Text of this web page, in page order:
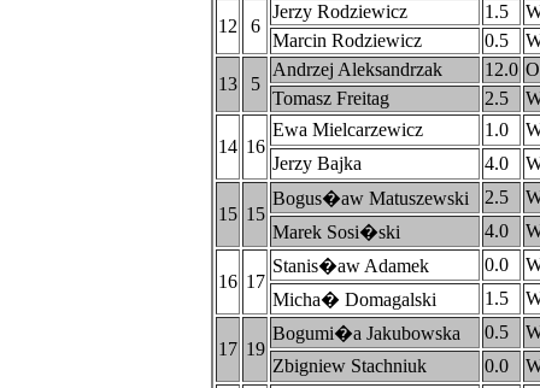
12 6
Jerzy Rodziewicz 1.5
Marcin Rodziewicz
0.5
13 5
Andrzej Aleksandrzak 12.0
Tomasz Freitag
2.5
14 16
Ewa Mielcarzewicz 1.0
Jerzy Bajka
4.0
15 15
Bogus�aw Matuszewski 2.5
Marek Sosi�ski
4.0
16 17
Stanis�aw Adamek 0.0
Micha� Domagalski
1.5
17 19
Bogumi�a Jakubowska 0.5
Zbigniew Stachniuk
0.0